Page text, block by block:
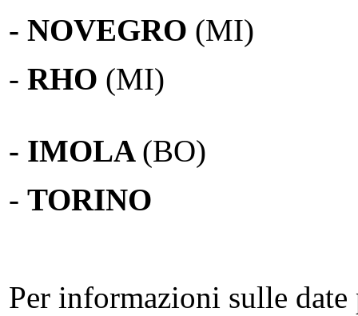
- NOVEGRO (MI)
- RHO (MI)
- IMOLA (BO)
- TORINO
Per informazioni sulle